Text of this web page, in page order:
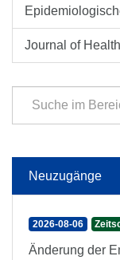
Journal of
Neuzugänge
2026-08-06
Änderung der